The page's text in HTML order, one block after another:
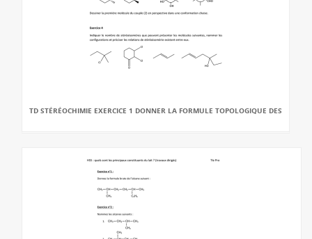
TD STÉRÉOCHIMIE EXERCICE 1 DONNER LA FORMULE TOPOLOGIQUE DES